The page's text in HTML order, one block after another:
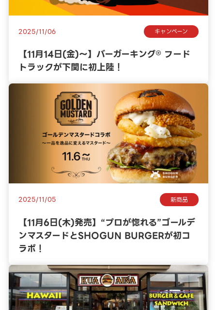
2025/11/06 キャンペーン
【11月14日(金)〜】バーガーキング® フード
トラックが下関に初上陸！
2025/11/05 新商品
【11月6日(木)発売】“プロが惚れる”ゴールデ
ンマスタードとSHOGUN BURGERが初コ
ラボ！